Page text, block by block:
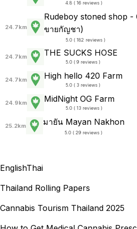
4.8 ( 16 reviews )
24.7km
Rudeboy stoned shop -
ขายกัญชา)
5.0 ( 182 reviews )
24.7km THE SUCKS HOSE
5.0 ( 9 reviews )
24.7km High hello 420 Farm
5.0 ( 3 reviews )
24.9km MidNight OG Farm
5.0 ( 13 reviews )
25.2km มายัน Mayan Nakhon
5.0 ( 29 reviews )
EnglishThai
Thailand Rolling Papers
Cannabis Tourism Thailand 2025